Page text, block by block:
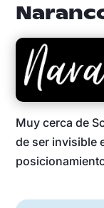
Muy cerca de
de ser invisible